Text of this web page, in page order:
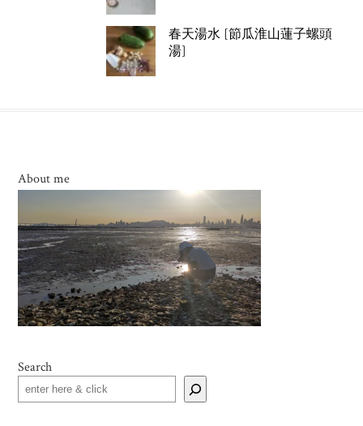
春天湯水 [節瓜淮山蓮子螺頭
湯]
About me
Search